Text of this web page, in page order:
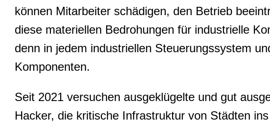
können Mitarbeiter schädigen, den Betrieb
diese materiellen Bedrohungen für industrielle
denn in jedem industriellen Steuerungssystem
Komponenten.
Seit 2021 versuchen ausgeklügelte und gut
Hacker, die kritische Infrastruktur von Städten